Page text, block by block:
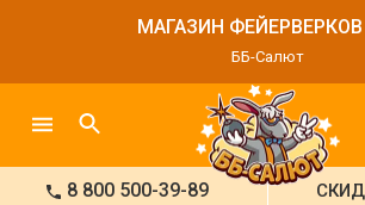
МАГАЗИН
ББ-Салют
8 800 500-39-89